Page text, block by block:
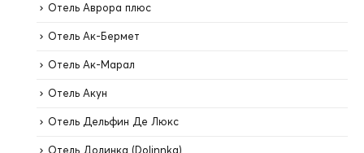
Отель Аврора плюс
Отель Ак-Бермет
Отель Ак-Марал
Отель Акун
Отель Дельфин Де Люкс
Отель Долинка (Dolinnka)